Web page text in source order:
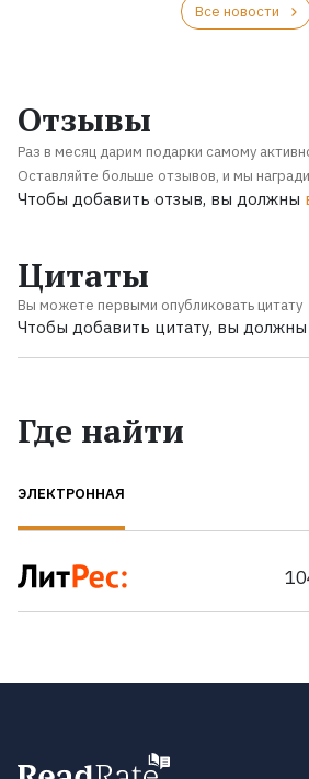
Все новости
Отзывы
Раз в месяц дарим подарки самому
Оставляйте больше отзывов, и мы
Чтобы добавить отзыв, вы должны
Цитаты
Вы можете первыми опубликовать цитату
Чтобы добавить цитату, вы должны
Где найти
ЭЛЕКТРОННАЯ